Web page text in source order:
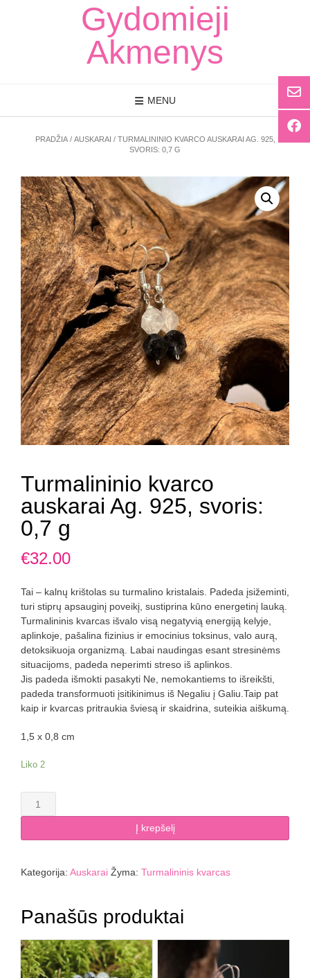
Gydomieji
Akmenys
MENU
PRADŽIA/ AUSKARAI / TURMALININIO KVARCO AUSKARAI AG. 925,
SVORIS: 0,7 G
Turmalininio kvarco
auskarai Ag. 925, svoris:
0,7 g
€32.00
Tai – kalnų krištolas su turmalino kristalais. Padeda įsižeminti,
turi stiprų apsauginį poveikį, sustiprina kūno energetinį lauką.
Turmalininis kvarcas išvalo visą negatyvią energiją kelyje,
aplinkoje, pašalina fizinius ir emocinius toksinus, valo aurą,
detoksikuoja organizmą. Labai naudingas esant stresinėms
situacijoms, padeda neperimti streso iš aplinkos.
Jis padeda išmokti pasakyti Ne, nemokantiems to išreikšti,
padeda transformuoti įsitikinimus iš Negaliu į Galiu.Taip pat
kaip ir kvarcas pritraukia šviesą ir skaidrina, suteikia aiškumą.
1,5 x 0,8 cm
Liko 2
produkto
kiekis:
kvarco
Ag.
0,7
Į krepšelį
Kategorija: Auskarai Žyma: Turmalininis kvarcas
Panašūs produktai